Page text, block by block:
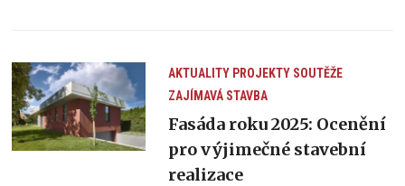
AKTUALITY PROJEKTY SOUTĚŽE
ZAJÍMAVÁ STAVBA
Fasáda roku 2025: Ocenění
pro výjimečné stavební
realizace